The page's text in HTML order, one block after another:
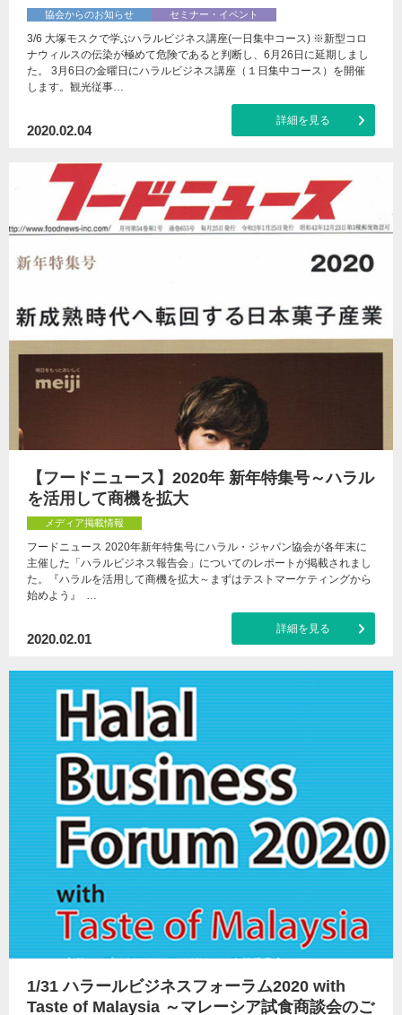
協会からのお知らせ セミナー・イベント
3/6 大塚モスクで学ぶハラルビジネス講座(一日集中コース) ※新型コロ
ナウィルスの伝染が極めて危険であると判断し、6月26日に延期しまし
た。 3月6日の金曜日にハラルビジネス講座（１日集中コース）を開催
します。観光従事…
2020.02.04
詳細を見る
【フードニュース】2020年 新年特集号～ハラル
を活用して商機を拡大
メディア掲載情報
フードニュース 2020年新年特集号にハラル・ジャパン協会が各年末に
主催した「ハラルビジネス報告会」についてのレポートが掲載されまし
た。『ハラルを活用して商機を拡大～まずはテストマーケティングから
始めよう』 …
2020.02.01
詳細を見る
1/31 ハラールビジネスフォーラム2020 with
Taste of Malaysia ～マレーシア試食商談会のご